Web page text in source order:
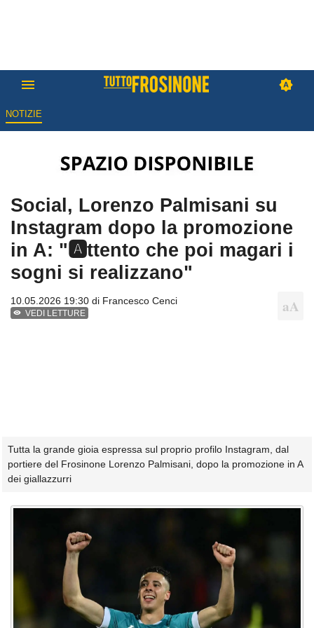
NOTIZIE
Social, Lorenzo Palmisani su
Instagram dopo la promozione
in A: "🅰️ttento che poi magari i
sogni si realizzano"
10.05.2026 19:30 di Francesco Cenci
VEDI LETTURE
Tutta la grande gioia espressa sul proprio profilo Instagram, dal
portiere del Frosinone Lorenzo Palmisani, dopo la promozione in A
dei giallazzurri